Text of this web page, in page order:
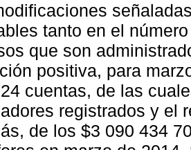
tanto en el
que son
positiva, para
cuentas, de las
registrados y el
de los $3 090 434